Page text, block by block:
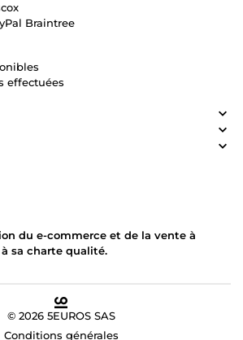
Braintree
effectuées
du e-commerce et de la vente à
sa charte qualité.
© 2026 5EUROS SAS
Conditions générales